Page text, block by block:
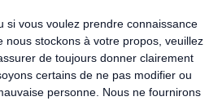
si vous voulez prendre connaissance
nous stockons à votre propos, veuillez
de toujours donner clairement
certains de ne pas modifier ou
personne. Nous ne fournirons